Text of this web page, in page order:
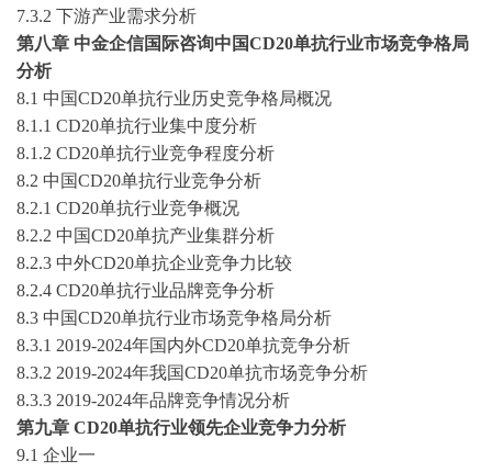
7.3.2 下游产业需求分析
第八章 中金企信国际咨询中国CD20单抗行业市场竞争格局
分析
8.1 中国CD20单抗行业历史竞争格局概况
8.1.1 CD20单抗行业集中度分析
8.1.2 CD20单抗行业竞争程度分析
8.2 中国CD20单抗行业竞争分析
8.2.1 CD20单抗行业竞争概况
8.2.2 中国CD20单抗产业集群分析
8.2.3 中外CD20单抗企业竞争力比较
8.2.4 CD20单抗行业品牌竞争分析
8.3 中国CD20单抗行业市场竞争格局分析
8.3.1 2019-2024年国内外CD20单抗竞争分析
8.3.2 2019-2024年我国CD20单抗市场竞争分析
8.3.3 2019-2024年品牌竞争情况分析
第九章 CD20单抗行业领先企业竞争力分析
9.1 企业一